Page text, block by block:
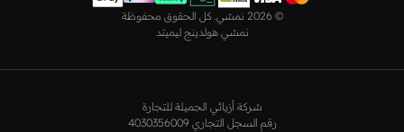
© 2026 نمشي. كل الحقوق محفوظة
نمشي هولدينج ليميتد
شركة أزيائي الجميلة للتجارة
رقم السجل التجاري 4030356009